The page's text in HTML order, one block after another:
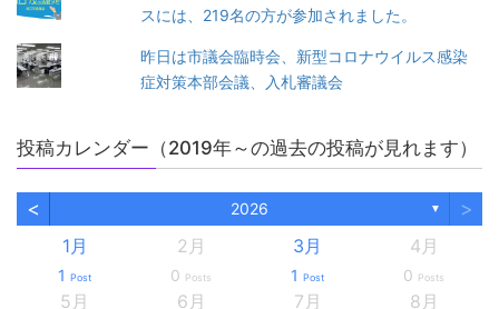
スには、219名の方が参加されました。
昨日は市議会臨時会、新型コロナウイルス感染
症対策本部会議、入札審議会
投稿カレンダー（2019年～の過去の投稿が見れます）
< 2026 ▼ >
1月
1 Post
2月
0 Posts
3月
1 Post
4月
0 Posts
5月 6月 7月 8月